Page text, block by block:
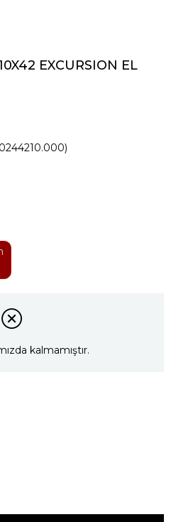
EXCURSION EL
kalmamıştır.